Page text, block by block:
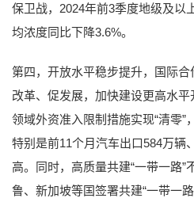
保卫战，2024年前3季度地级及以
均浓度同比下降3.6%。
第四，开放水平稳步提升，国际
改革、促发展，加快建设更高水
领域外资准入限制措施实现“清零”
特别是前11个月汽车出口584万辆
高。同时，高质量共建“一带一路”
鲁、新加坡等国签署共建“一带一